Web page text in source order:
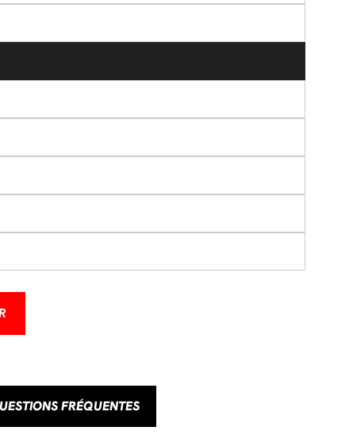
FRÉQUENTES